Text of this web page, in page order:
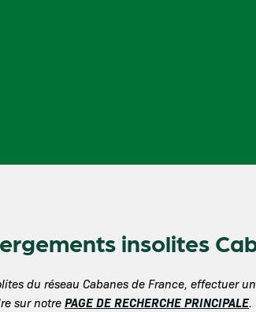
insolites
du réseau Cabanes de France,
sur notre PAGE DE RECHERCHE PRINCIPALE.